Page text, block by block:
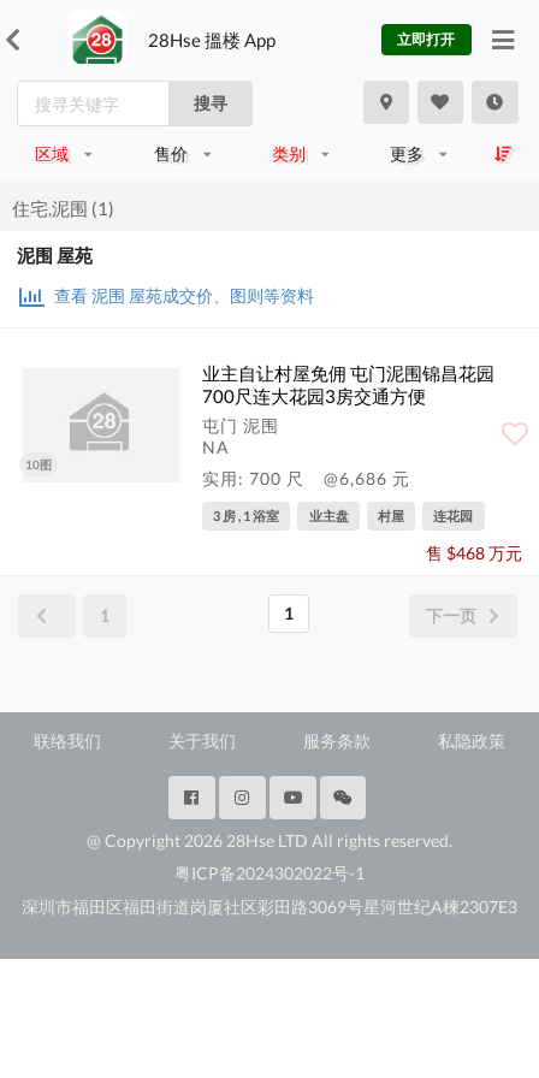
28Hse 搵楼 App 立即打开
搜寻
区域 售价 类别 更多
住宅,泥围 (1)
泥围 屋苑
查看 泥围 屋苑成交价、图则等资料
10图
业主自让村屋免佣 屯门泥围锦昌花园
700尺连大花园3房交通方便
屯门 泥围
NA
实用: 700 尺
@6,686 元
3 房 , 1 浴室 业主盘 村屋 连花园
售 $468 万元
1 1 下一页
联络我们 关于我们 服务条款 私隐政策
@ Copyright 2026 28Hse LTD All rights reserved.
粤ICP备2024302022号-1
深圳市福田区福田街道岗厦社区彩田路3069号星河世纪A楝2307E3